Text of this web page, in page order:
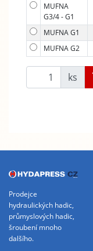
MUFNA
G3/4 - G1
MUFNA G1
MUFNA G2
ks
Prodejce
hydraulických hadic,
průmyslových hadic,
šroubení mnoho
dalšího.